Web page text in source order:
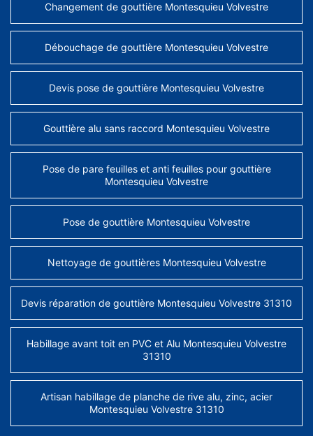
Changement de gouttière Montesquieu Volvestre
Débouchage de gouttière Montesquieu Volvestre
Devis pose de gouttière Montesquieu Volvestre
Gouttière alu sans raccord Montesquieu Volvestre
Pose de pare feuilles et anti feuilles pour gouttière
Montesquieu Volvestre
Pose de gouttière Montesquieu Volvestre
Nettoyage de gouttières Montesquieu Volvestre
Devis réparation de gouttière Montesquieu Volvestre 31310
Habillage avant toit en PVC et Alu Montesquieu Volvestre
31310
Artisan habillage de planche de rive alu, zinc, acier
Montesquieu Volvestre 31310